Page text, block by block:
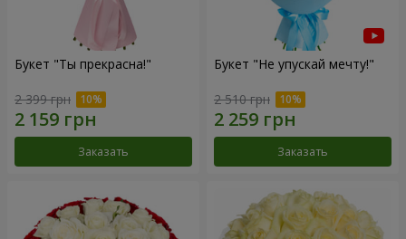
Букет "Ты прекрасна!"
2 399 грн
Заказать
Букет "Не упускай мечту!"
2 510 грн
Заказать